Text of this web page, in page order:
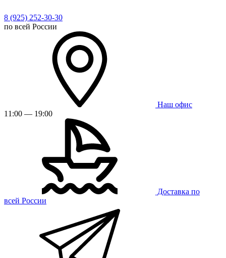
8 (925) 252-30-30
по всей России
Наш офис
11:00 — 19:00
Доставка по
всей России